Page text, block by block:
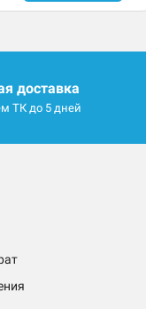
доставка
ТК до 5 дней